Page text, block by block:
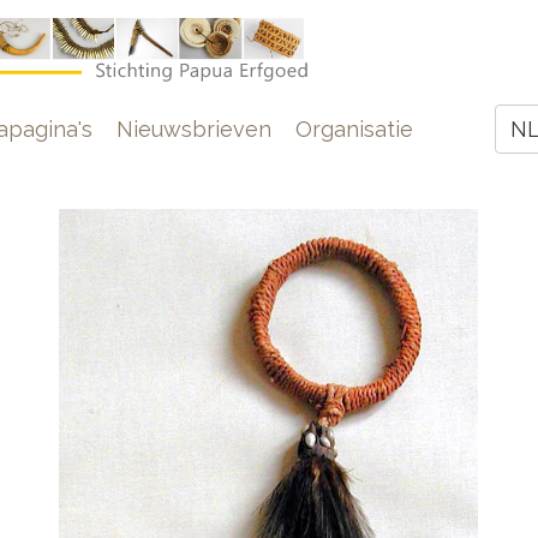
Nieuwsbrieven Organisatie